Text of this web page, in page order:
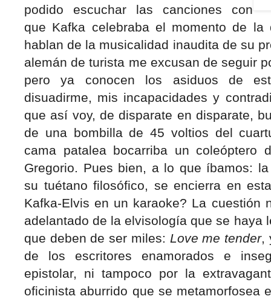
podido escuchar las canciones con
que Kafka celebraba el momento de
hablan de la musicalidad inaudita de su
alemán de turista me excusan de seguir
pero ya conocen los asiduos de
disuadirme, mis incapacidades y
que así voy, de disparate en disparate,
de una bombilla de 45 voltios del
cama patalea bocarriba un
Gregorio. Pues bien, a lo que íbamos:
su tuétano filosófico, se encierra en
Kafka-Elvis en un karaoke? La cuestión
adelantado de la elvisología que se haya
que deben de ser miles: Love me tender,
de los escritores enamorados e
epistolar, ni tampoco por la
oficinista aburrido que se metamorfosea